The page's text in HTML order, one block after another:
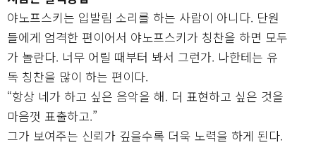
야노프스키는 입발림 소리를 하는 사람이 아니다. 단원
들에게 엄격한 편이어서 야노프스키가 칭찬을 하면 모두
가 놀란다. 너무 어릴 때부터 봐서 그런가. 나한테는 유
독 칭찬을 많이 하는 편이다.
“항상 네가 하고 싶은 음악을 해. 더 표현하고 싶은 것을
마음껏 표출하고.”
그가 보여주는 신뢰가 깊을수록 더욱 노력을 하게 된다.